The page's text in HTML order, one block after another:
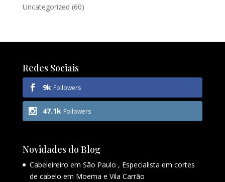
Uncategorized (60)
Redes Sociais
9k Followers
47.1k Followers
Novidades do Blog
Cabeleireiro em São Paulo , Especialista em cortes
de cabelo em Moema e Vila Carrão